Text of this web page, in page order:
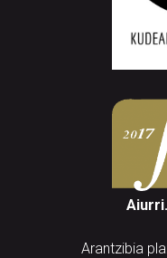
Arantzibia